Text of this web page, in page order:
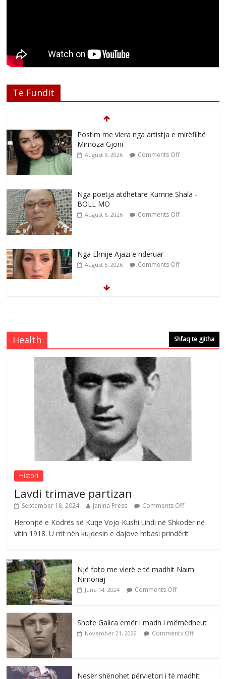
Të Fundit
Postim me vlera nga artistja e mirëfilltë
Mimoza Gjoni
August 6, 2026 Comments Off
Nga poetja atdhetare Kumrie Shala -
BOLL MO
August 6, 2026 Comments Off
Nga Elmije Ajazi e nderuar
August 5, 2026 Comments Off
Comments Off
Çlirimtari Mentor Mushkolaj nderohet
me mirenjohje nga Xhevdet Qeriqi Dega
e invalidëve në Fushë Kosovë
August 4, 2026 Comments Off
Sulm , pse të dua ty
August 8, 2026 Comments Off
Health Shfaq të gjitha
Histori
Lavdi trimave partizan
September 18, 2024 Janina Press Comments Off
Heronjtë e Kodrës së Kuqe Vojo Kushi.Lindi në Shkodër në
vitin 1918. U rrit nën kujdesin e dajove mbasi prindërit
Një foto me vlerë e të madhit Naim
Nimonaj
June 14, 2024 Comments Off
Shote Galica emër i madh i mëmëdheut
November 21, 2022 Comments Off
Nesër shënohet përvjetori i të madhit